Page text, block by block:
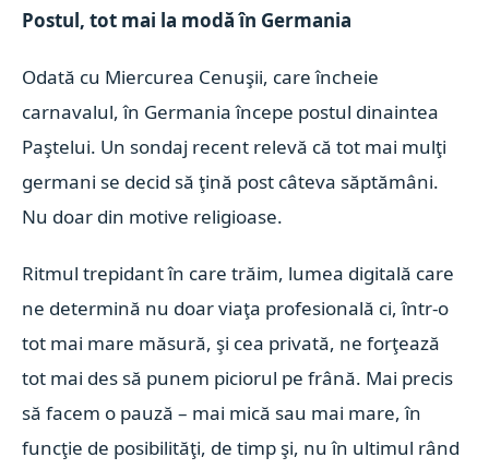
Postul, tot mai la modă în Germania
Odată cu Miercurea Cenuşii, care încheie
carnavalul, în Germania începe postul dinaintea
Paştelui. Un sondaj recent relevă că tot mai mulţi
germani se decid să ţină post câteva săptămâni.
Nu doar din motive religioase.
Ritmul trepidant în care trăim, lumea digitală care
ne determină nu doar viaţa profesională ci, într-o
tot mai mare măsură, şi cea privată, ne forţează
tot mai des să punem piciorul pe frână. Mai precis
să facem o pauză – mai mică sau mai mare, în
funcţie de posibilităţi, de timp şi, nu în ultimul rând